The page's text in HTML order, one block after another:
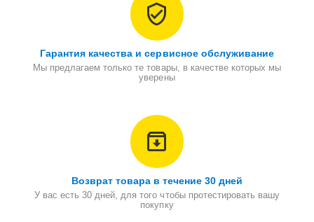
Гарантия качества и сервисное обслуживание
Мы предлагаем только те товары, в качестве которых мы
уверены
Возврат товара в течение 30 дней
У вас есть 30 дней, для того чтобы протестировать вашу
покупку